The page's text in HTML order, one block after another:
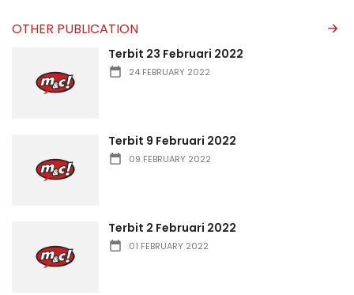
OTHER PUBLICATION
Terbit 23 Februari 2022
24 FEBRUARY 2022
Terbit 9 Februari 2022
09 FEBRUARY 2022
Terbit 2 Februari 2022
01 FEBRUARY 2022